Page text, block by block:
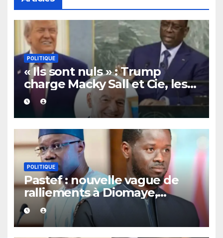
POLITIQUE
« Ils sont nuls » : Trump
charge Macky Sall et Cie, les
dessous de son lobbying pro-
Infantino à l’ONU
POLITIQUE
Pastef : nouvelle vague de
ralliements à Diomaye,
plusieurs cadres et
coordonnateurs lâchent
Sonko.